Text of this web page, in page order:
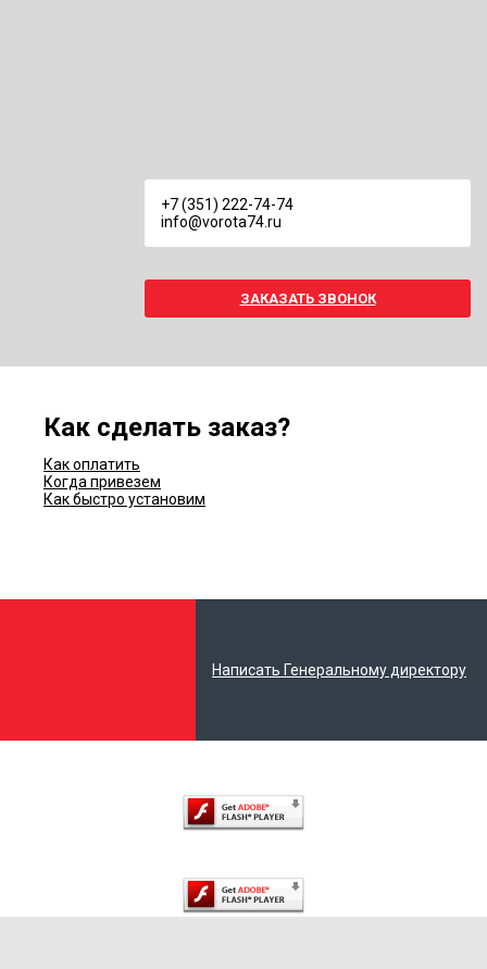
+7 (351) 222-74-74
info@vorota74.ru
ЗАКАЗАТЬ ЗВОНОК
Как сделать заказ?
Как оплатить
Когда привезем
Как быстро установим
Написать Генеральному директору